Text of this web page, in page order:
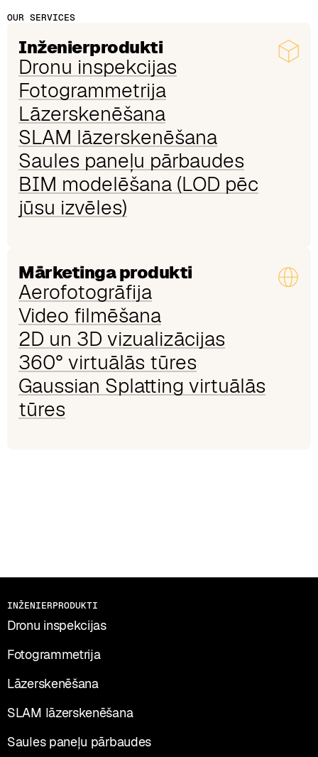
OUR SERVICES
Inženierprodukti
Dronu inspekcijas
Fotogrammetrija
Lāzerskenēšana
SLAM lāzerskenēšana
Saules paneļu pārbaudes
BIM modelēšana (LOD pēc
jūsu izvēles)
Mārketinga produkti
Aerofotogrāfija
Video filmēšana
2D un 3D vizualizācijas
360° virtuālās tūres
Gaussian Splatting virtuālās
tūres
INŽENIERPRODUKTI
Dronu inspekcijas
Fotogrammetrija
Lāzerskenēšana
SLAM lāzerskenēšana
Saules paneļu pārbaudes